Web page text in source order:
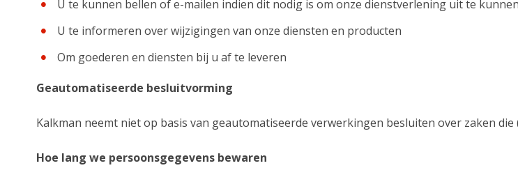
U te kunnen bellen of e-mailen indien dit nodig is om onze dienstverlening uit te
U te informeren over wijzigingen van onze diensten en producten
Om goederen en diensten bij u af te leveren
Geautomatiseerde besluitvorming
Kalkman neemt niet op basis van geautomatiseerde verwerkingen besluiten over zaken
Hoe lang we persoonsgegevens bewaren